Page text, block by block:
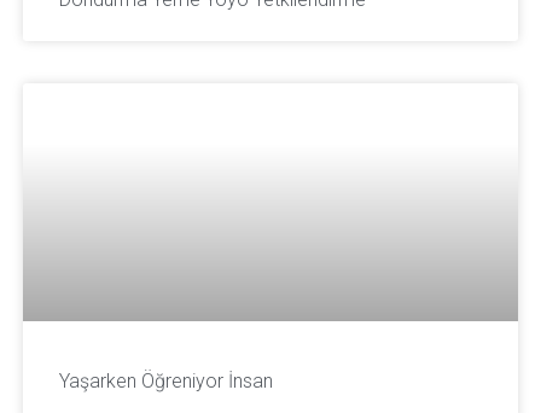
Yaşarken Öğreniyor İnsan